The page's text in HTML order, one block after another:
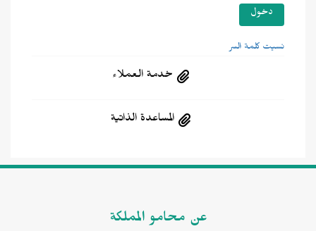
نسيت كلمة السر
خدمة العملاء
المساعدة الذاتية
عن محامو المملكة